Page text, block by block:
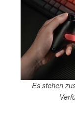
Es stehen